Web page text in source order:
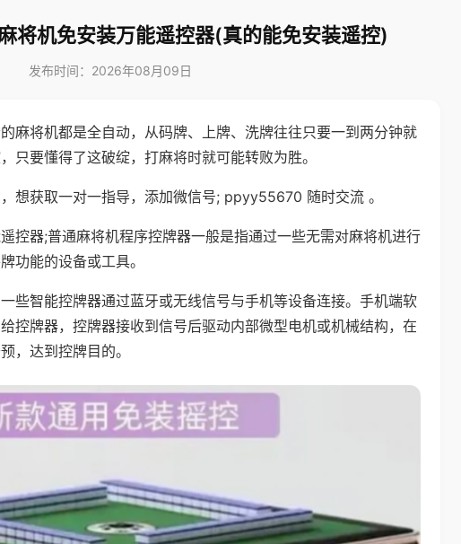
将机免安装万能遥控器(真的能免安装遥控)
发布时间：2026年08月09日
麻将机都是全自动，从码牌、上牌、洗牌往往只要一到两分钟就
只要懂得了这破绽，打麻将时就可能转败为胜。
想获取一对一指导，添加微信号; ppyy55670 随时交流 。
控器;普通麻将机程序控牌器一般是指通过一些无需对麻将机进行
功能的设备或工具。
些智能控牌器通过蓝牙或无线信号与手机等设备连接。手机端软
控牌器，控牌器接收到信号后驱动内部微型电机或机械结构，在
，达到控牌目的。